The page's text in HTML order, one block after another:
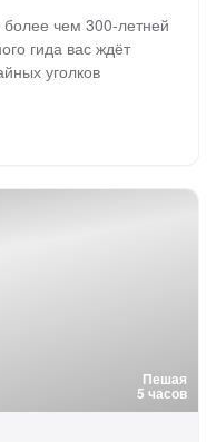
более чем 300-летней
гида вас ждёт
уголков
Пешая
5 часов